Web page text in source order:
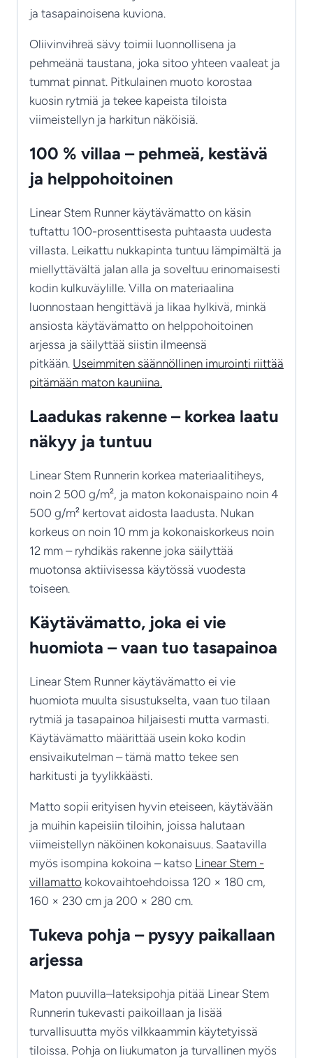
ja tasapainoisena kuviona.
Oliivinvihreä sävy toimii luonnollisena ja
pehmeänä taustana, joka sitoo yhteen vaaleat ja
tummat pinnat. Pitkulainen muoto korostaa
kuosin rytmiä ja tekee kapeista tiloista
viimeistellyn ja harkitun näköisiä.
100 % villaa – pehmeä, kestävä
ja helppohoitoinen
Linear Stem Runner käytävämatto on käsin
tuftattu 100-prosenttisesta puhtaasta uudesta
villasta. Leikattu nukkapinta tuntuu lämpimältä ja
miellyttävältä jalan alla ja soveltuu erinomaisesti
kodin kulkuväylille. Villa on materiaalina
luonnostaan hengittävä ja likaa hylkivä, minkä
ansiosta käytävämatto on helppohoitoinen
arjessa ja säilyttää siistin ilmeensä
pitkään. Useimmiten säännöllinen imurointi riittää
pitämään maton kauniina.
Laadukas rakenne – korkea laatu
näkyy ja tuntuu
Linear Stem Runnerin korkea materiaalitiheys,
noin 2 500 g/m², ja maton kokonaispaino noin 4
500 g/m² kertovat aidosta laadusta. Nukan
korkeus on noin 10 mm ja kokonaiskorkeus noin
12 mm – ryhdikäs rakenne joka säilyttää
muotonsa aktiivisessa käytössä vuodesta
toiseen.
Käytävämatto, joka ei vie
huomiota – vaan tuo tasapainoa
Linear Stem Runner käytävämatto ei vie
huomiota muulta sisustukselta, vaan tuo tilaan
rytmiä ja tasapainoa hiljaisesti mutta varmasti.
Käytävämatto määrittää usein koko kodin
ensivaikutelman – tämä matto tekee sen
harkitusti ja tyylikkäästi.
Matto sopii erityisen hyvin eteiseen, käytävään
ja muihin kapeisiin tiloihin, joissa halutaan
viimeistellyn näköinen kokonaisuus. Saatavilla
myös isompina kokoina – katso Linear Stem -
villamatto kokovaihtoehdoissa 120 × 180 cm,
160 × 230 cm ja 200 × 280 cm.
Tukeva pohja – pysyy paikallaan
arjessa
Maton puuvilla–lateksipohja pitää Linear Stem
Runnerin tukevasti paikoillaan ja lisää
turvallisuutta myös vilkkaammin käytetyissä
tiloissa. Pohja on liukumaton ja turvallinen myös